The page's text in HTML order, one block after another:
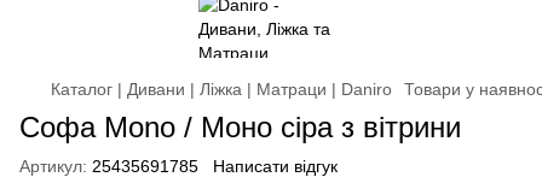
Каталог | Дивани | Ліжка | Матраци | Daniro Товари у
Софа Mono / Моно сіра з вітрини
Артикул: 25435691785 Написати відгук